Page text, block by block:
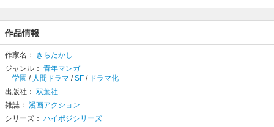
作品情報
作家名： きらたかし
ジャンル： 青年マンガ
学園 / 人間ドラマ /SF / ドラマ化
出版社： 双葉社
雑誌： 漫画アクション
シリーズ： ハイポジシリーズ